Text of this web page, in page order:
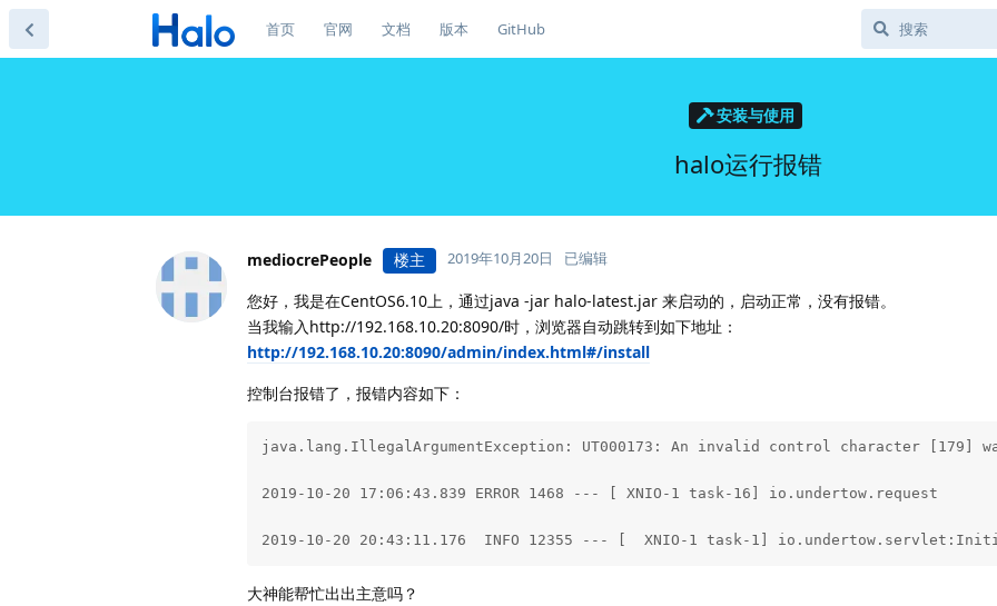
首页 官网 文档 版本 GitHub
安装与使用
halo运行报错
mediocrePeople 楼主 2019年10月20日 已编辑
您好，我是在CentOS6.10上，通过java -jar halo-latest.jar 来启动的，启动正常，没有报错。
当我输入http://192.168.10.20:8090/时，浏览器自动跳转到如下地址：
http://192.168.10.20:8090/admin/index.html#/install
控制台报错了，报错内容如下：
java.lang.IllegalArgumentException: UT000173: An invalid control character [179]
2019-10-20 17:06:43.839 ERROR 1468 --- [ XNIO-1 task-16]
2019-10-20 20:43:11.176  INFO 12355 --- [  XNIO-1 task-1]
大神能帮忙出出主意吗？